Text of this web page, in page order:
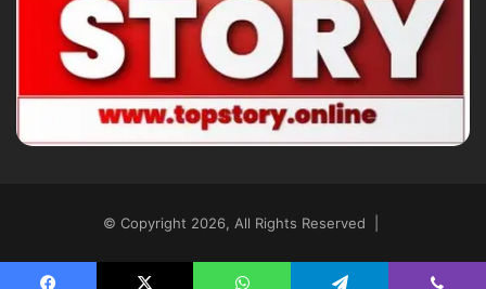
© Copyright 2026, All Rights Reserved |